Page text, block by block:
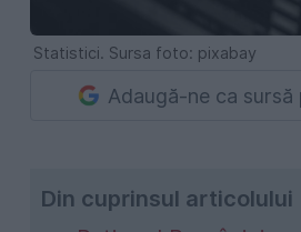
Statistici. Sursa foto: pixabay
Adaugă-ne ca
Din cuprinsul articolului